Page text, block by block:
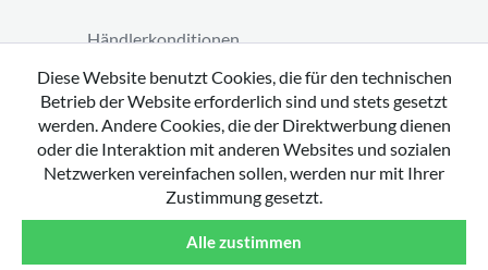
Händlerkonditionen
Vertrag widerrufen
Diese Website benutzt Cookies, die für den technischen
Betrieb der Website erforderlich sind und stets gesetzt
werden. Andere Cookies, die der Direktwerbung dienen
oder die Interaktion mit anderen Websites und sozialen
Netzwerken vereinfachen sollen, werden nur mit Ihrer
Zustimmung gesetzt.